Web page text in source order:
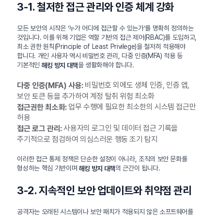
3-1. 철저한 접근 관리와 인증 체계 강화
모든 보안의 시작은 ‘누가 어디에 접근할 수 있는가’를 명확히 정의하는
것입니다. 이를 위해 기업은 역할 기반의 접근 제어(RBAC)를 도입하고,
최소 권한 원칙(Principle of Least Privilege)을 철저히 적용해야
합니다. 개인 사용자 역시 비밀번호 관리, 다중 인증(MFA) 적용 등
기본적인 해킹 방지 대책을 생활화해야 합니다.
다중 인증(MFA) 사용:비밀번호 외에도 생체 인증, 인증 앱,
보안 토큰 등을 추가하여 계정 탈취 위험 최소화
접근권한 최소화:업무 수행에 필요한 최소한의 시스템 접근만
허용
접근 로그 관리:사용자의 로그인 및 데이터 접근 기록을
주기적으로 점검하여 의심스러운 행동 조기 탐지
이러한 접근 통제 정책은 단순한 설정이 아니라, 조직의 보안 문화를
형성하는 핵심 기반이며 해킹 방지 대책의 근간이 됩니다.
3-2. 지속적인 보안 업데이트와 취약점 관리
공격자는 오래된 시스템이나 보안 패치가 적용되지 않은 소프트웨어를